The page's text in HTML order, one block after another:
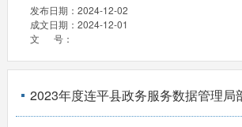
发布日期： 2024-12-02
成文日期： 2024-12-01
文 号：
2023年度连平县政务服务数据管理局